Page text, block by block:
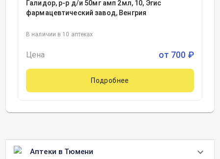
Галидор, р-р д/и 50мг амп 2мл, 10, Эгис
фармацевтический завод, Венгрия
В наличии в 10 аптеках
Цена от 700 ₽
Подробнее
Аптеки в Тюмени